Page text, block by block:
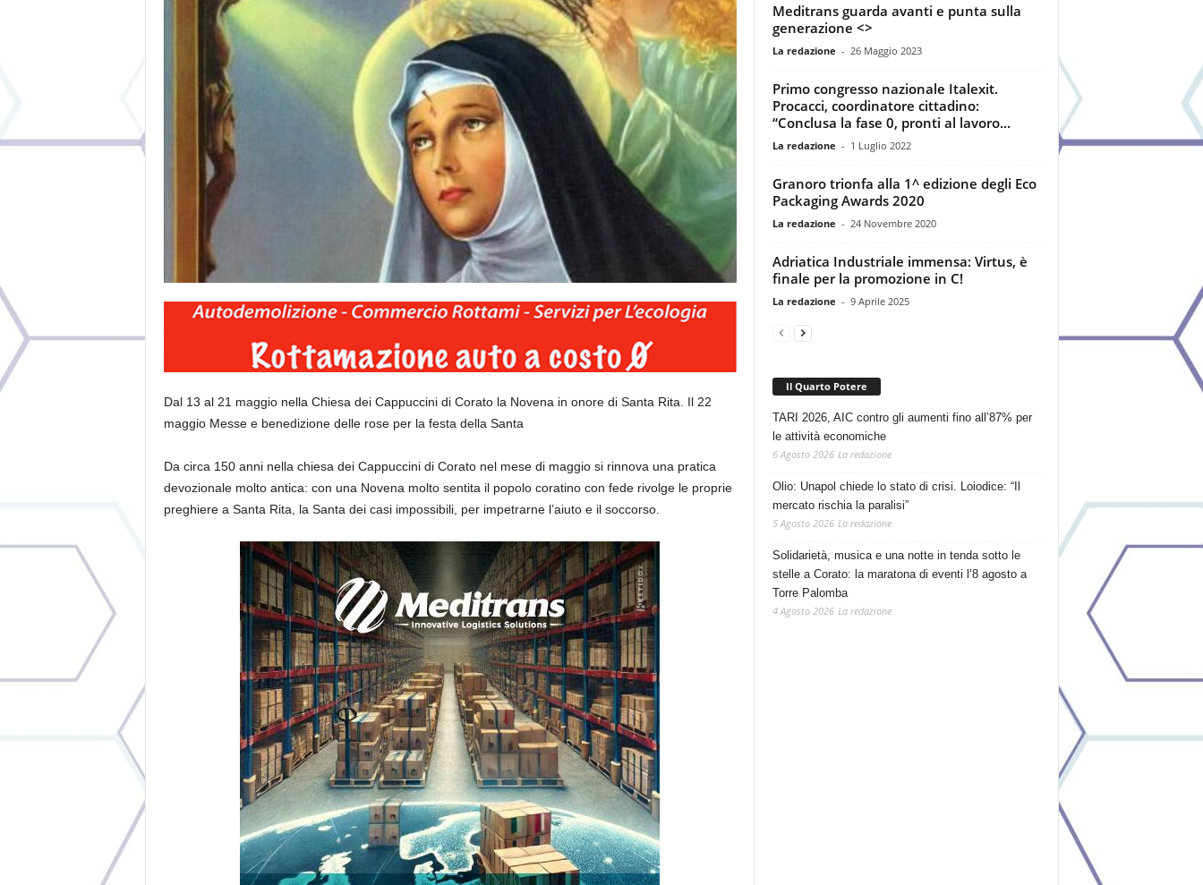
Dal 13 al 21 maggio nella Chiesa dei Cappuccini di Corato la Novena in onore di Santa Rita. Il 22
maggio Messe e benedizione delle rose per la festa della Santa
Da circa 150 anni nella chiesa dei Cappuccini di Corato nel mese di maggio si rinnova una pratica
devozionale molto antica: con una Novena molto sentita il popolo coratino con fede rivolge le proprie
preghiere a Santa Rita, la Santa dei casi impossibili, per impetrarne l’aiuto e il soccorso.
Meditrans guarda avanti e punta sulla
generazione <>
La redazione - 26 Maggio 2023
Primo congresso nazionale Italexit.
Procacci, coordinatore cittadino:
“Conclusa la fase 0, pronti al lavoro...
La redazione - 1 Luglio 2022
Granoro trionfa alla 1^ edizione degli Eco
Packaging Awards 2020
La redazione - 24 Novembre 2020
Adriatica Industriale immensa: Virtus, è
finale per la promozione in C!
La redazione - 9 Aprile 2025
Il Quarto Potere
TARI 2026, AIC contro gli aumenti fino all’87% per
le attività economiche
6 Agosto 2026 La redazione
Olio: Unapol chiede lo stato di crisi. Loiodice: “Il
mercato rischia la paralisi”
5 Agosto 2026 La redazione
Solidarietà, musica e una notte in tenda sotto le
stelle a Corato: la maratona di eventi l’8 agosto a
Torre Palomba
4 Agosto 2026 La redazione